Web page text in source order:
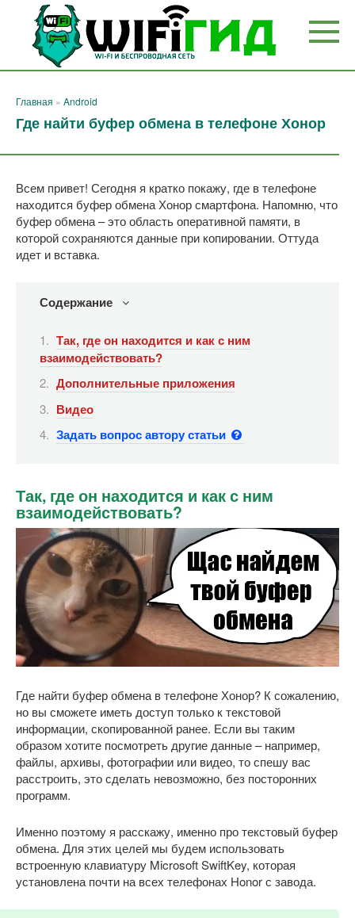
Перейти
контенту
Главная » Android
Где найти буфер обмена в телефоне Хонор
Всем привет! Сегодня я кратко покажу, где в телефоне
находится буфер обмена Хонор смартфона. Напомню, что
буфер обмена – это область оперативной памяти, в
которой сохраняются данные при копировании. Оттуда
идет и вставка.
Содержание
Так, где он находится и как с ним
взаимодействовать?
Дополнительные приложения
Видео
Задать вопрос автору статьи
Так, где он находится и как с ним
взаимодействовать?
Где найти буфер обмена в телефоне Хонор? К сожалению,
но вы сможете иметь доступ только к текстовой
информации, скопированной ранее. Если вы таким
образом хотите посмотреть другие данные – например,
файлы, архивы, фотографии или видео, то спешу вас
расстроить, это сделать невозможно, без посторонних
программ.
Именно поэтому я расскажу, именно про текстовый буфер
обмена. Для этих целей мы будем использовать
встроенную клавиатуру Microsoft SwiftKey, которая
установлена почти на всех телефонах Honor с завода.